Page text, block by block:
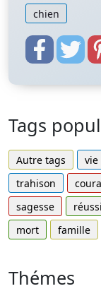
chien
Tags
Autre tags vie
trahison
sagesse
mort
famille
Thémes